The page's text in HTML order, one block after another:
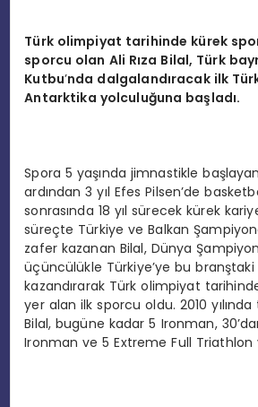
Türk olimpiyat tarihinde kürek
sporcu olan Ali Rıza Bilal, Türk
Kutbu’nda dalgalandıracak ilk
Antarktika yolculuğuna başladı.
Spora 5 yaşında jimnastikle başlayan
ardından 3 yıl Efes Pilsen’de
sonrasında 18 yıl sürecek kürek
süreçte Türkiye ve Balkan
zafer kazanan Bilal, Dünya
üçüncülükle Türkiye’ye bu branştaki
kazandırarak Türk olimpiyat
yer alan ilk sporcu oldu. 2010
Bilal, bugüne kadar 5 Ironman,
Ironman ve 5 Extreme Full Triathlon